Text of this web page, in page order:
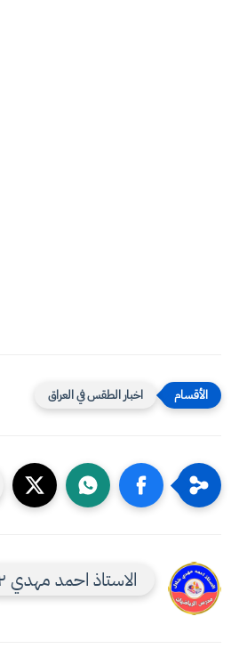
اخبار الطقس في العراق
الاستاذ احمد مهدي ٢